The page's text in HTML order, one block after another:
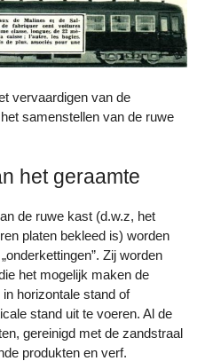
vervaardigen van de
samenstellen van de ruwe
het geraamte
de ruwe kast (d.w.z, het
platen bekleed is) worden
Zij worden
het mogelijk maken de
horizontale stand of
stand uit te voeren. Al de
gereinigd met de zandstraal
produkten en verf.